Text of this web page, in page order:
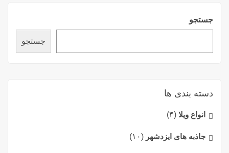
جستجو
جستجو
دسته بندی ها
انواع ویلا (۴)
جاذبه های ایزدشهر (۱۰)